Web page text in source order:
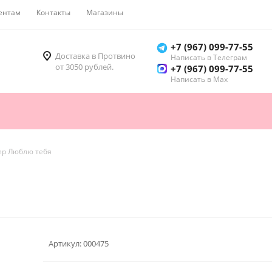
Контакты Магазины
Доставка в Протвино
от 3050 рублей.
+7 (967) 099-77-55
Написать в Телеграм
+7 (967) 099-77-55
Написать в Мах
Люблю тебя
Артикул:000475